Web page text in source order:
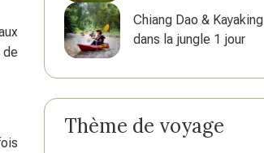
Chiang Dao & Kayaking
dans la jungle 1 jour
Thème de voyage